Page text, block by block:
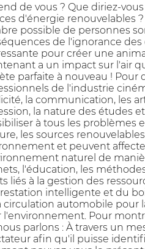
de vous ? Que diriez-
d'énergie renouvelables
possible de personnes
de l'ignorance
pour créer une
a un impact sur l'air
parfaite à nouveau ! Pour
de l'industrie
la communication, les
la nature des études
à tous les problèmes
les sources
et peuvent
naturel de
l'éducation, les
liés à la gestion des
intelligente et du
circulation automobile pour
l'environnement. Pour
parlons : À travers un
afin qu'il puisse